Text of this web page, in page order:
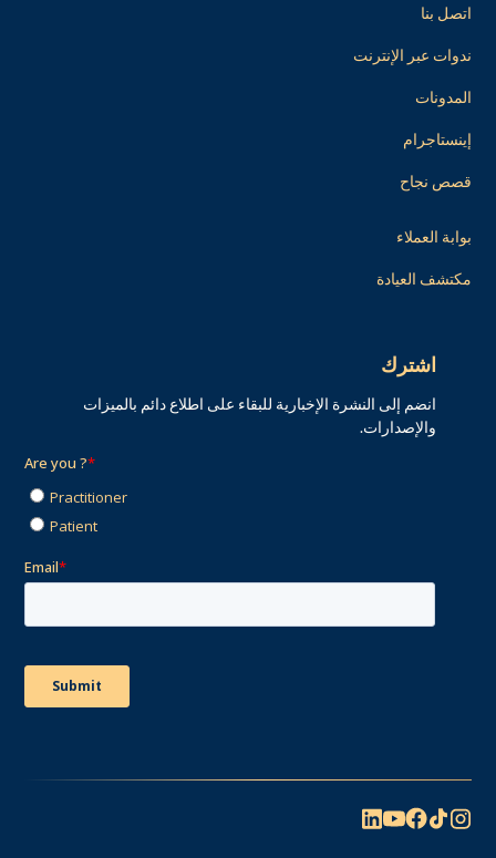
اتصل بنا
ندوات عبر الإنترنت
المدونات
إينستاجرام
قصص نجاح
بوابة العملاء
مكتشف العيادة
اشترك
انضم إلى النشرة الإخبارية للبقاء على اطلاع دائم بالميزات
والإصدارات.